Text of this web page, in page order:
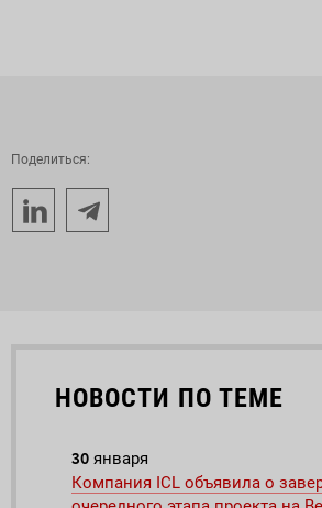
Поделиться:
НОВОСТИ ПО ТЕМЕ
30 января
Компания ICL объявила о